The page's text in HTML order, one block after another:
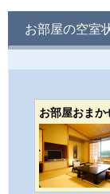
お部屋の空室
お部屋おまか